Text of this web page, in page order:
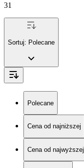
31
Sortuj: Polecane
Polecane
Cena od najniższej
Cena od najwyższej